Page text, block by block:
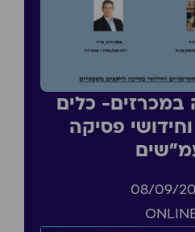
במכרזים- כלים
פסיקה
08/09/